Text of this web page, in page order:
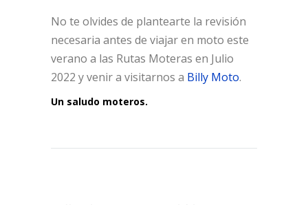
No te olvides de plantearte la revisión
necesaria antes de viajar en moto este
verano a las Rutas Moteras en Julio
2022 y venir a visitarnos a Billy Moto.
Un saludo moteros.